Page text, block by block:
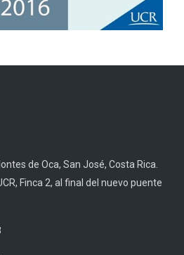
de Oca, San José, Costa Rica.
Finca 2, al final del nuevo puente